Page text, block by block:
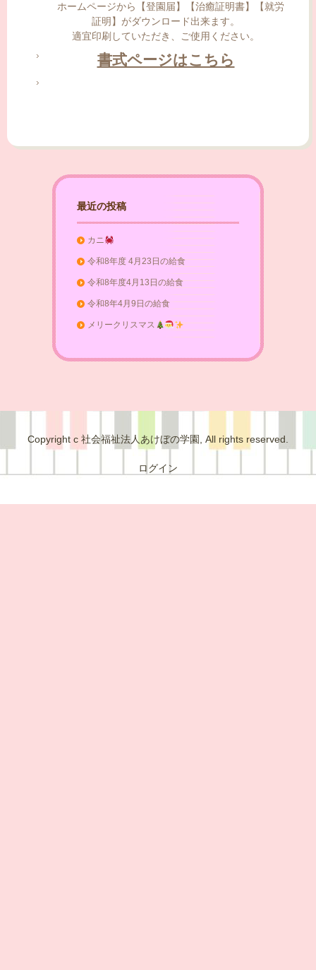
ホームページから【登園届】【治癒証明書】【就労
証明】がダウンロード出来ます。
適宜印刷していただき、ご使用ください。
書式ページはこちら
最近の投稿
カニ
令和8年度 4月23日の給食
令和8年度4月13日の給食
令和8年4月9日の給食
メリークリスマス
Copyright c 社会福祉法人あけぼの学園, All rights reserved.
ログイン